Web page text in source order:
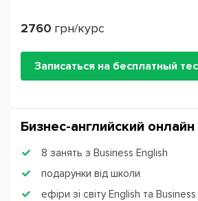
2760 грн/курс
Записаться на бесплатный
Бизнес-английский онлайн
8 занять з Business English
подарунки від школи
ефіри зі світу English та Business